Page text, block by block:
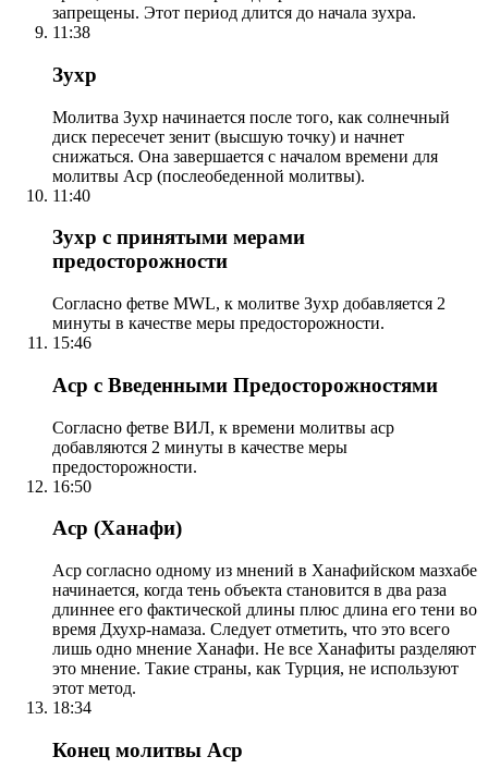
запрещены. Этот период длится до начала зухра.
11:38
Зухр
Молитва Зухр начинается после того, как солнечный
диск пересечет зенит (высшую точку) и начнет
снижаться. Она завершается с началом времени для
молитвы Аср (послеобеденной молитвы).
11:40
Зухр с принятыми мерами
предосторожности
Согласно фетве MWL, к молитве Зухр добавляется 2
минуты в качестве меры предосторожности.
15:46
Аср с Введенными Предосторожностями
Согласно фетве ВИЛ, к времени молитвы аср
добавляются 2 минуты в качестве меры
предосторожности.
16:50
Аср (Ханафи)
Аср согласно одному из мнений в Ханафийском мазхабе
начинается, когда тень объекта становится в два раза
длиннее его фактической длины плюс длина его тени во
время Дхухр-намаза. Следует отметить, что это всего
лишь одно мнение Ханафи. Не все Ханафиты разделяют
это мнение. Такие страны, как Турция, не используют
этот метод.
18:34
Конец молитвы Аср